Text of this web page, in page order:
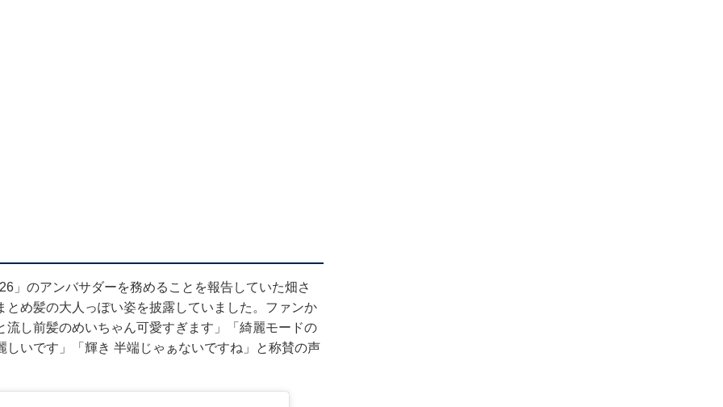
」のアンバサダーを務めることを報告していた畑さ
め髪の大人っぽい姿を披露していました。ファンか
し前髪のめいちゃん可愛すぎます」「綺麗モードの
いです」「輝き 半端じゃぁないですね」と称賛の声